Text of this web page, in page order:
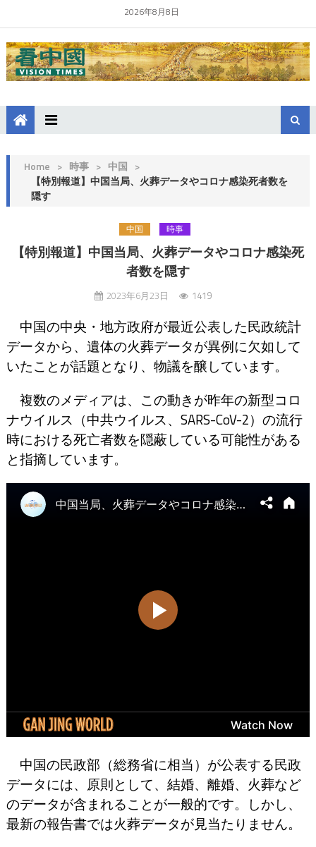
2026年8月8日
Home > 時事 > 中国 >
【特別報道】中国当局、火葬データやコロナ感染死者数を
隠す
中国 時事
【特別報道】中国当局、火葬データやコロナ感染死
者数を隠す
2023年6月23日 1419
中国の中央・地方政府が最近公表した民政統計
データから、遺体の火葬データが異例に欠如して
いたことが話題となり、物議を醸しています。
複数のメディアは、この動きが昨年の新型コロ
ナウイルス（中共ウイルス、SARS-CoV-2）の流行
時における死亡者数を隠蔽している可能性がある
と指摘しています。
中国の民政部（総務省に相当）が公表する民政
データには、原則として、結婚、離婚、火葬など
のデータが含まれることが一般的です。しかし、
最新の報告書では火葬データが見当たりません。